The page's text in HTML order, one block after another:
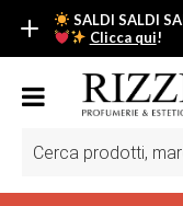
SALDI SALDI
Clicca qui!
SALDI SALDI SALDI
Fino al -50% su
Scopri tutti i prodotti
prodotti